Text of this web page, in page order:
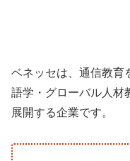
ベネッセは、通信教育
語学・グローバル人材
展開する企業です。